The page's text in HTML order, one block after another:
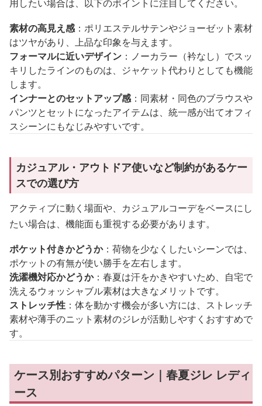
用したい場合は、以下のポイントに注目してください。
素材の高見え感：ポリエステルサテンやジョーゼット素材
はツヤがあり、上品な印象を与えます。
フォーマルに近いデザイン ：ノーカラー（衿なし）でスッ
キリしたラインのものは、ジャケット代わりとしても機能
します。
インナーとのセットアップ感：同素材・同色のブラウスや
パンツとセットになったアイテムは、統一感が出てオフィ
スシーンにもなじみやすいです。
カジュアル・アウトドア使いなど制約があるケー
スでの選び方
アクティブに動く場面や、カジュアルコーデをベースにし
たい場合は、機能面も重視する必要があります。
ポケット付きかどうか：荷物を少なくしたいシーンでは、
ポケットの有無が使い勝手を左右します。
洗濯機対応かどうか：春夏は汗をかきやすいため、自宅で
洗えるウォッシャブル素材は大きなメリットです。
ストレッチ性 ：体を動かす機会が多い方には、ストレッチ
素材や薄手のニット素材のジレが活動しやすくおすすめで
す。
ケース別おすすめパターン｜春夏ジレ レディ
ース